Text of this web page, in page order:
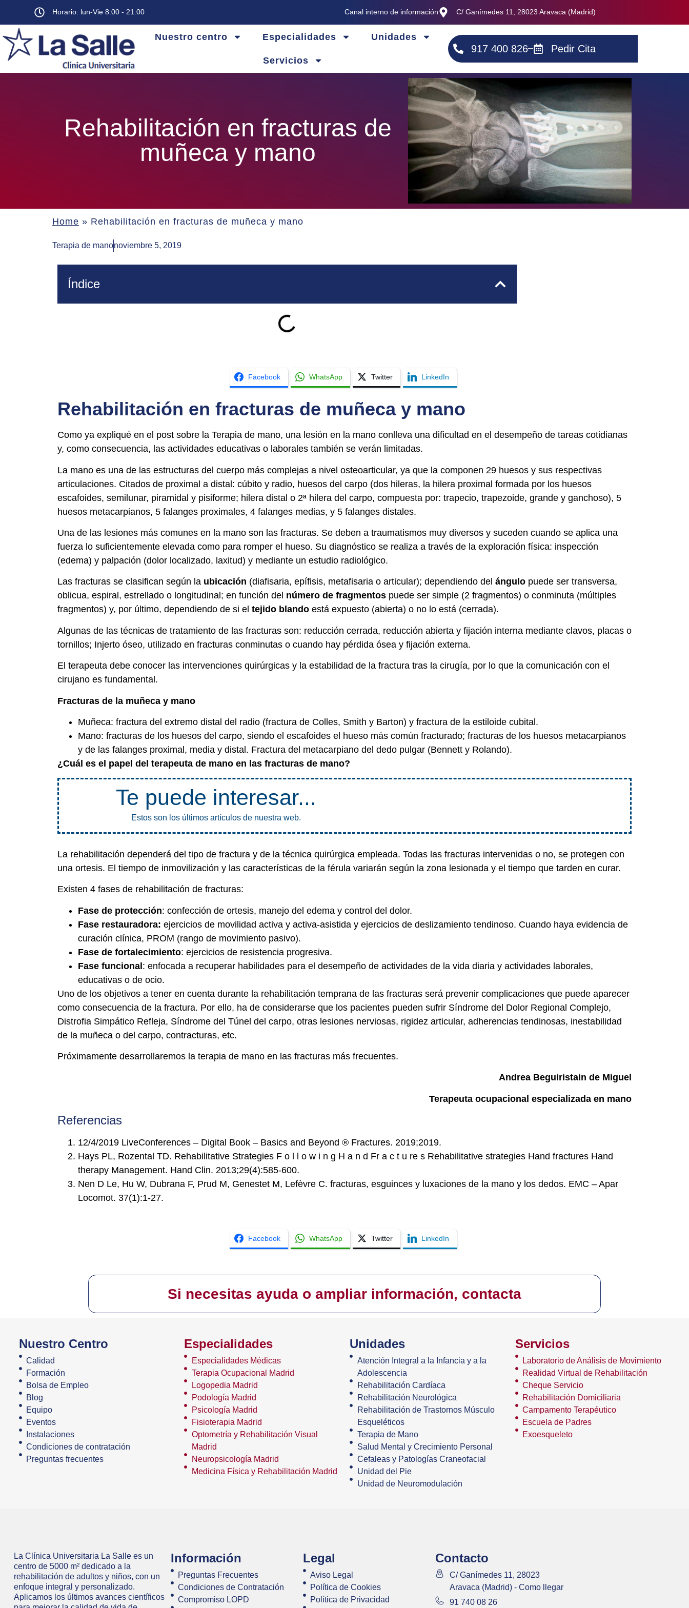
Horario: lun-Vie 8:00 - 21:00 Canal interno de información C/ Ganímedes 11, 28023 Aravaca (Madrid)
Nuestro centro Especialidades Unidades
Servicios
917 400 826 Pedir Cita
Rehabilitación en fracturas de
muñeca y mano
Home » Rehabilitación en fracturas de muñeca y mano
Terapia de manonoviembre 5, 2019
Índice
Facebook WhatsApp Twitter LinkedIn
Rehabilitación en fracturas de muñeca y mano
Como ya expliqué en el post sobre la Terapia de mano, una lesión en la mano conlleva una dificultad en el desempeño de tareas cotidianas
y, como consecuencia, las actividades educativas o laborales también se verán limitadas.
La mano es una de las estructuras del cuerpo más complejas a nivel osteoarticular, ya que la componen 29 huesos y sus respectivas
articulaciones. Citados de proximal a distal: cúbito y radio, huesos del carpo (dos hileras, la hilera proximal formada por los huesos
escafoides, semilunar, piramidal y pisiforme; hilera distal o 2ª hilera del carpo, compuesta por: trapecio, trapezoide, grande y ganchoso), 5
huesos metacarpianos, 5 falanges proximales, 4 falanges medias, y 5 falanges distales.
Una de las lesiones más comunes en la mano son las fracturas. Se deben a traumatismos muy diversos y suceden cuando se aplica una
fuerza lo suficientemente elevada como para romper el hueso. Su diagnóstico se realiza a través de la exploración física: inspección
(edema) y palpación (dolor localizado, laxitud) y mediante un estudio radiológico.
Las fracturas se clasifican según la ubicación (diafisaria, epífisis, metafisaria o articular); dependiendo del ángulo puede ser transversa,
oblicua, espiral, estrellado o longitudinal; en función del número de fragmentos puede ser simple (2 fragmentos) o conminuta (múltiples
fragmentos) y, por último, dependiendo de si el tejido blando está expuesto (abierta) o no lo está (cerrada).
Algunas de las técnicas de tratamiento de las fracturas son: reducción cerrada, reducción abierta y fijación interna mediante clavos, placas o
tornillos; Injerto óseo, utilizado en fracturas conminutas o cuando hay pérdida ósea y fijación externa.
El terapeuta debe conocer las intervenciones quirúrgicas y la estabilidad de la fractura tras la cirugía, por lo que la comunicación con el
cirujano es fundamental.
Fracturas de la muñeca y mano
Muñeca: fractura del extremo distal del radio (fractura de Colles, Smith y Barton) y fractura de la estiloide cubital.
Mano: fracturas de los huesos del carpo, siendo el escafoides el hueso más común fracturado; fracturas de los huesos metacarpianos
y de las falanges proximal, media y distal. Fractura del metacarpiano del dedo pulgar (Bennett y Rolando).
¿Cuál es el papel del terapeuta de mano en las fracturas de mano?
Te puede interesar...
Estos son los últimos artículos de nuestra web.
La rehabilitación dependerá del tipo de fractura y de la técnica quirúrgica empleada. Todas las fracturas intervenidas o no, se protegen con
una ortesis. El tiempo de inmovilización y las características de la férula variarán según la zona lesionada y el tiempo que tarden en curar.
Existen 4 fases de rehabilitación de fracturas:
Fase de protección: confección de ortesis, manejo del edema y control del dolor.
Fase restauradora: ejercicios de movilidad activa y activa-asistida y ejercicios de deslizamiento tendinoso. Cuando haya evidencia de
curación clínica, PROM (rango de movimiento pasivo).
Fase de fortalecimiento: ejercicios de resistencia progresiva.
Fase funcional: enfocada a recuperar habilidades para el desempeño de actividades de la vida diaria y actividades laborales,
educativas o de ocio.
Uno de los objetivos a tener en cuenta durante la rehabilitación temprana de las fracturas será prevenir complicaciones que puede aparecer
como consecuencia de la fractura. Por ello, ha de considerarse que los pacientes pueden sufrir Síndrome del Dolor Regional Complejo,
Distrofia Simpático Refleja, Síndrome del Túnel del carpo, otras lesiones nerviosas, rigidez articular, adherencias tendinosas, inestabilidad
de la muñeca o del carpo, contracturas, etc.
Próximamente desarrollaremos la terapia de mano en las fracturas más frecuentes.
Andrea Beguiristain de Miguel
Terapeuta ocupacional especializada en mano
Referencias
12/4/2019 LiveConferences – Digital Book – Basics and Beyond ® Fractures. 2019;2019.
Hays PL, Rozental TD. Rehabilitative Strategies F o l l o w i n g H a n d Fr a c t u re s Rehabilitative strategies Hand fractures Hand
therapy Management. Hand Clin. 2013;29(4):585-600.
Nen D Le, Hu W, Dubrana F, Prud M, Genestet M, Lefèvre C. fracturas, esguinces y luxaciones de la mano y los dedos. EMC – Apar
Locomot. 37(1):1-27.
Facebook WhatsApp Twitter LinkedIn
Si necesitas ayuda o ampliar información, contacta
Nuestro Centro
Calidad
Formación
Bolsa de Empleo
Blog
Equipo
Eventos
Instalaciones
Condiciones de contratación
Preguntas frecuentes
Especialidades
Especialidades Médicas
Terapia Ocupacional Madrid
Logopedia Madrid
Podología Madrid
Psicología Madrid
Fisioterapia Madrid
Optometría y Rehabilitación Visual
Madrid
Neuropsicología Madrid
Medicina Física y Rehabilitación Madrid
Unidades
Atención Integral a la Infancia y a la
Adolescencia
Rehabilitación Cardíaca
Rehabilitación Neurológica
Rehabilitación de Trastornos Músculo
Esqueléticos
Terapia de Mano
Salud Mental y Crecimiento Personal
Cefaleas y Patologías Craneofacial
Unidad del Pie
Unidad de Neuromodulación
Servicios
Laboratorio de Análisis de Movimiento
Realidad Virtual de Rehabilitación
Cheque Servicio
Rehabilitación Domiciliaria
Campamento Terapéutico
Escuela de Padres
Exoesqueleto
La Clínica Universitaria La Salle es un
centro de 5000 m² dedicado a la
rehabilitación de adultos y niños, con un
enfoque integral y personalizado.
Aplicamos los últimos avances científicos
Información
Preguntas Frecuentes
Condiciones de Contratación
Compromiso LOPD
Legal
Aviso Legal
Política de Cookies
Política de Privacidad
Contacto
C/ Ganímedes 11, 28023
Aravaca (Madrid) - Como llegar
91 740 08 26